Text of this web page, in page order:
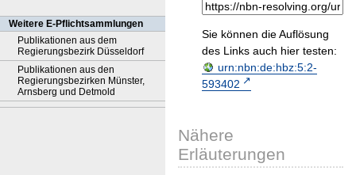
Weitere E-Pflichtsammlungen
Publikationen aus dem
Regierungsbezirk Düsseldorf
Publikationen aus den
Regierungsbezirken Münster,
Arnsberg und Detmold
Sie können die Auflösung
des Links auch hier testen:
urn:nbn:de:hbz:5:2-
593402
Nähere
Erläuterungen